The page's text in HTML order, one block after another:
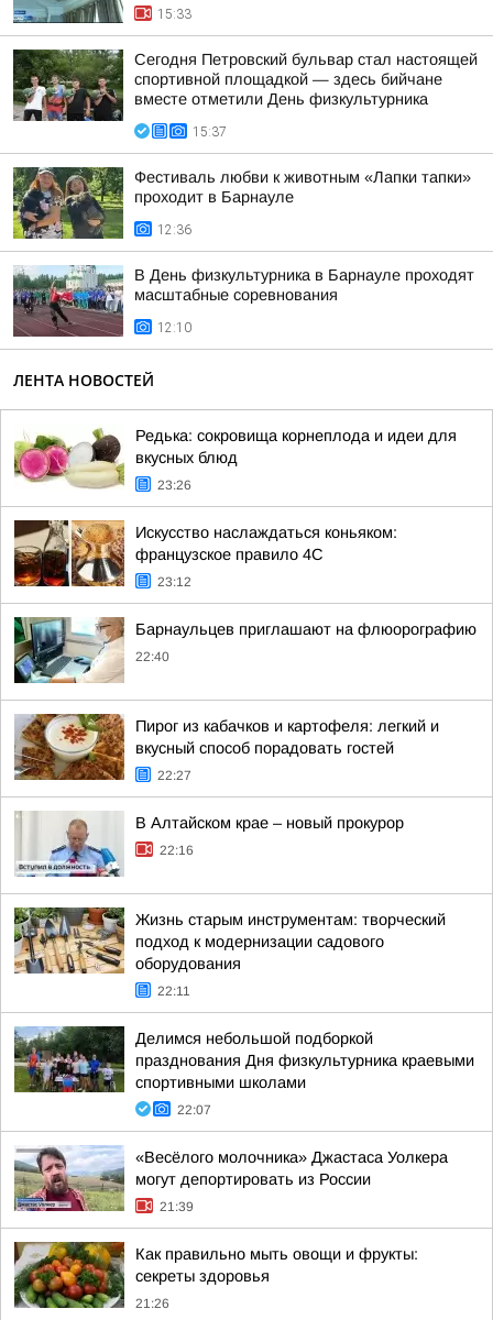
15:33
Сегодня Петровский бульвар стал настоящей
спортивной площадкой — здесь бийчане
вместе отметили День физкультурника
15:37
Фестиваль любви к животным «Лапки тапки»
проходит в Барнауле
12:36
В День физкультурника в Барнауле проходят
масштабные соревнования
12:10
ЛЕНТА НОВОСТЕЙ
Редька: сокровища корнеплода и идеи для
вкусных блюд
23:26
Искусство наслаждаться коньяком:
французское правило 4С
23:12
Барнаульцев приглашают на флюорографию
22:40
Пирог из кабачков и картофеля: легкий и
вкусный способ порадовать гостей
22:27
В Алтайском крае – новый прокурор
22:16
Жизнь старым инструментам: творческий
подход к модернизации садового
оборудования
22:11
Делимся небольшой подборкой
празднования Дня физкультурника краевыми
спортивными школами
22:07
«Весёлого молочника» Джастаса Уолкера
могут депортировать из России
21:39
Как правильно мыть овощи и фрукты:
секреты здоровья
21:26